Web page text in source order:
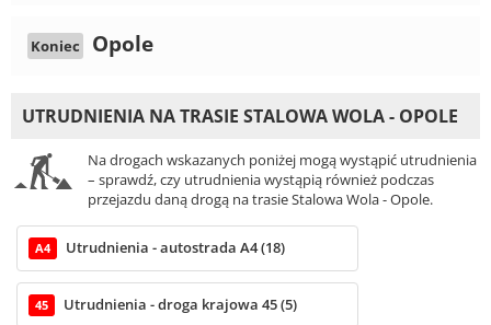
Koniec Opole
UTRUDNIENIA NA TRASIE STALOWA WOLA - OPOLE
Na drogach wskazanych poniżej mogą wystąpić utrudnienia
– sprawdź, czy utrudnienia wystąpią również podczas
przejazdu daną drogą na trasie Stalowa Wola - Opole.
A4 Utrudnienia - autostrada A4 (18)
45 Utrudnienia - droga krajowa 45 (5)